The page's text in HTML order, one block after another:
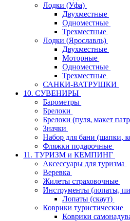
Лодки (Уфа)
Двухместные
Одноместные
Трехместные
Лодки (Ярославль)
Двухместные
Моторные
Одноместные
Трехместные
САНКИ-ВАТРУШКИ
10. СУВЕНИРЫ
Барометры
Брелоки
Брелоки (пуля, макет
Значки
Набор для бани (шапки,
Фляжки подарочные
11. ТУРИЗМ и КЕМПИНГ
Аксессуары для туризма
Веревка
Жилеты страховочные
Инструменты (лопаты,
Лопаты (скаут)
Коврики туристические
Коврики